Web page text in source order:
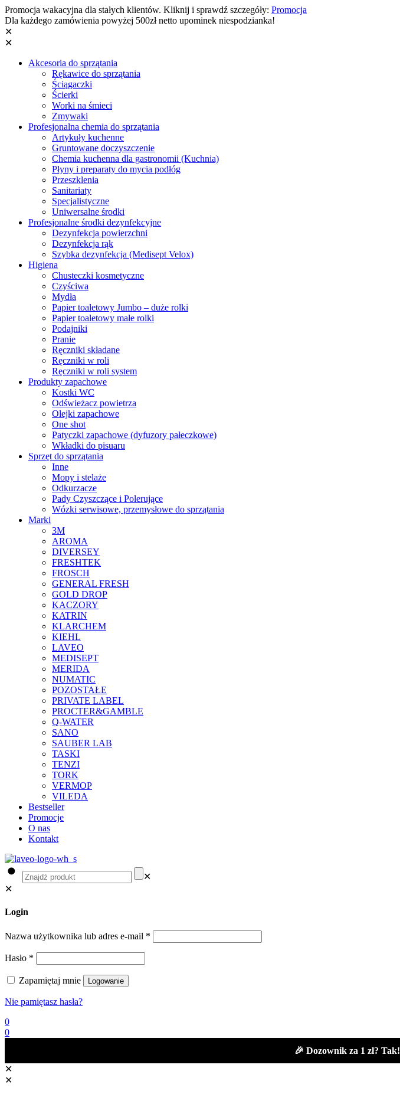
Promocja wakacyjna dla stałych klientów. Kliknij i sprawdź szczegóły: Promocja
Dla każdego zamówienia powyżej 500zł netto upominek niespodzianka!
✕
✕
Akcesoria do sprzątania
Rękawice do sprzątania
Ściągaczki
Ścierki
Worki na śmieci
Zmywaki
Profesjonalna chemia do sprzątania
Artykuły kuchenne
Gruntowane doczyszczenie
Chemia kuchenna dla gastronomii (Kuchnia)
Płyny i preparaty do mycia podłóg
Przeszklenia
Sanitariaty
Specjalistyczne
Uniwersalne środki
Profesjonalne środki dezynfekcyjne
Dezynfekcja powierzchni
Dezynfekcja rąk
Szybka dezynfekcja (Medisept Velox)
Higiena
Chusteczki kosmetyczne
Czyściwa
Mydła
Papier toaletowy Jumbo – duże rolki
Papier toaletowy małe rolki
Podajniki
Pranie
Ręczniki składane
Ręczniki w roli
Ręczniki w roli system
Produkty zapachowe
Kostki WC
Odświeżacz powietrza
Olejki zapachowe
One shot
Patyczki zapachowe (dyfuzory pałeczkowe)
Wkładki do pisuaru
Sprzęt do sprzątania
Inne
Mopy i stelaże
Odkurzacze
Pady Czyszczące i Polerujące
Wózki serwisowe, przemysłowe do sprzątania
Marki
3M
AROMA
DIVERSEY
FRESHTEK
FROSCH
GENERAL FRESH
GOLD DROP
KACZORY
KATRIN
KLARCHEM
KIEHL
LAVEO
MEDISEPT
MERIDA
NUMATIC
POZOSTAŁE
PRIVATE LABEL
PROCTER&GAMBLE
Q-WATER
SANO
SAUBER LAB
TASKI
TENZI
TORK
VERMOP
VILEDA
Bestseller
Promocje
O nas
Kontakt
✕
✕
Login
Nazwa użytkownika lub adres e-mail *
Hasło *
Zapamiętaj mnie Logowanie
Nie pamiętasz hasła?
0
0
🎉 Dozownik za 1 zł? Tak!
✕
✕